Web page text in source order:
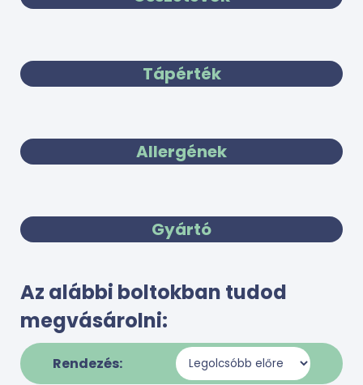
Tápérték
Allergének
Gyártó
Az alábbi boltokban tudod
megvásárolni:
Rendezés: